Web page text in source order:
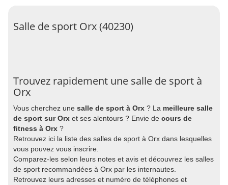
Salle de sport Orx (40230)
Trouvez rapidement une salle de sport à
Orx
Vous cherchez une salle de sport à Orx ? La meilleure salle
de sport sur Orx et ses alentours ? Envie de cours de
fitness à Orx ?
Retrouvez ici la liste des salles de sport à Orx dans lesquelles
vous pouvez vous inscrire.
Comparez-les selon leurs notes et avis et découvrez les salles
de sport recommandées à Orx par les internautes.
Retrouvez leurs adresses et numéro de téléphones et